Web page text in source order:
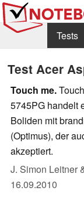
Tests
Kaufberatung
Forum
Test Acer
Touch me.
5745PG handelt
Boliden mit
(Optimus), der
akzeptiert.
J. Simon Leitner
16.09.2010